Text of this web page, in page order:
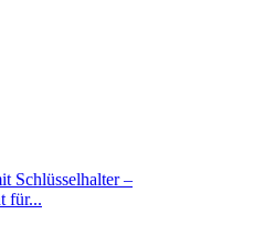
Schlüsselhalter –
für...